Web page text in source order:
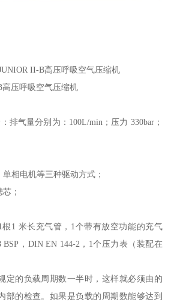
II-B高压呼吸空气压缩机
压呼吸空气压缩机
排气量分别为：100L/min；压力 330bar；
相电机等三种驱动方式；
；
根1 米长充气管，1个带有放空功能的充气
，DIN EN 144-2，1个压力表（装配在
定的负载周期数一半时，这样就必须由的
部的检查。如果是负载的周期数能够达到